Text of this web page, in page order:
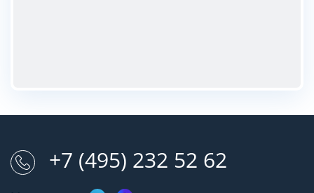
+7 (495) 232 52 62